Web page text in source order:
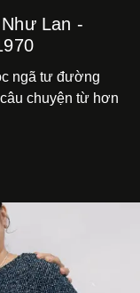
Lan -
ngã tư đường
chuyện từ hơn